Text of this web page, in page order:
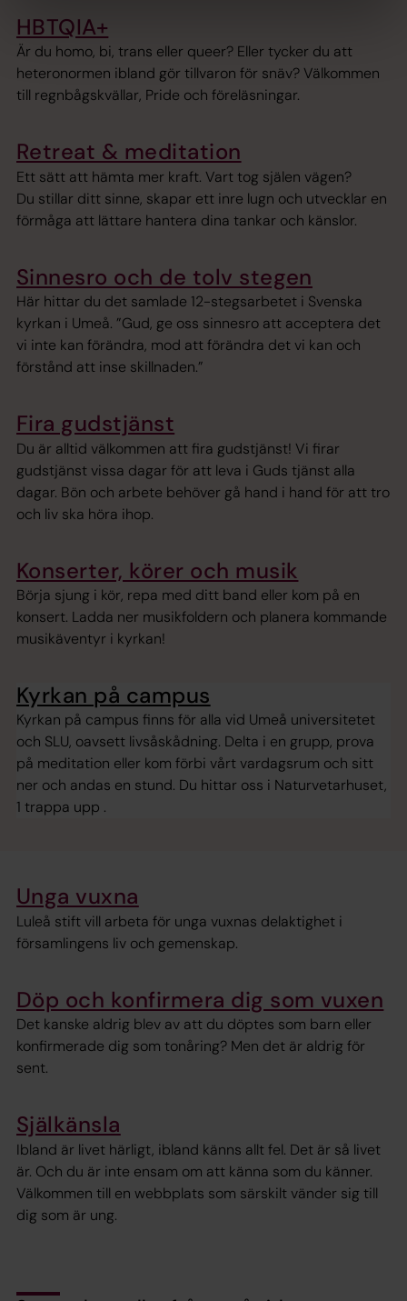
HBTQIA+
Är du homo, bi, trans eller queer? Eller tycker du att
heteronormen ibland gör tillvaron för snäv? Välkommen
till regnbågskvällar, Pride och föreläsningar.
Retreat & meditation
Ett sätt att hämta mer kraft. Vart tog själen vägen?
Du stillar ditt sinne, skapar ett inre lugn och utvecklar en
förmåga att lättare hantera dina tankar och känslor.
Sinnesro och de tolv stegen
Här hittar du det samlade 12-stegsarbetet i Svenska
kyrkan i Umeå. ”Gud, ge oss sinnesro att acceptera det
vi inte kan förändra, mod att förändra det vi kan och
förstånd att inse skillnaden.”
Fira gudstjänst
Du är alltid välkommen att fira gudstjänst! Vi firar
gudstjänst vissa dagar för att leva i Guds tjänst alla
dagar. Bön och arbete behöver gå hand i hand för att tro
och liv ska höra ihop.
Konserter, körer och musik
Börja sjung i kör, repa med ditt band eller kom på en
konsert. Ladda ner musikfoldern och planera kommande
musikäventyr i kyrkan!
Kyrkan på campus
Kyrkan på campus finns för alla vid Umeå universitetet
och SLU, oavsett livsåskådning. Delta i en grupp, prova
på meditation eller kom förbi vårt vardagsrum och sitt
ner och andas en stund. Du hittar oss i Naturvetarhuset,
1 trappa upp .
Unga vuxna
Luleå stift vill arbeta för unga vuxnas delaktighet i
församlingens liv och gemenskap.
Döp och konfirmera dig som vuxen
Det kanske aldrig blev av att du döptes som barn eller
konfirmerade dig som tonåring? Men det är aldrig för
sent.
Själkänsla
Ibland är livet härligt, ibland känns allt fel. Det är så livet
är. Och du är inte ensam om att känna som du känner.
Välkommen till en webbplats som särskilt vänder sig till
dig som är ung.